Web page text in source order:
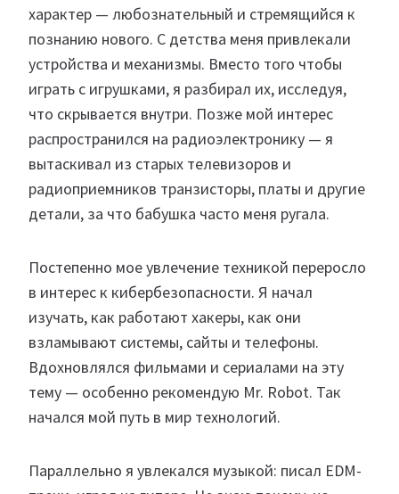
характер — любознательный и стремящийся к
познанию нового. С детства меня привлекали
устройства и механизмы. Вместо того чтобы
играть с игрушками, я разбирал их, исследуя,
что скрывается внутри. Позже мой интерес
распространился на радиоэлектронику — я
вытаскивал из старых телевизоров и
радиоприемников транзисторы, платы и другие
детали, за что бабушка часто меня ругала.
Постепенно мое увлечение техникой переросло
в интерес к кибербезопасности. Я начал
изучать, как работают хакеры, как они
взламывают системы, сайты и телефоны.
Вдохновлялся фильмами и сериалами на эту
тему — особенно рекомендую Mr. Robot. Так
начался мой путь в мир технологий.
Параллельно я увлекался музыкой: писал EDM-